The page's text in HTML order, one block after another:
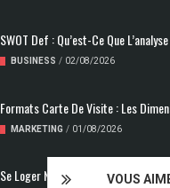
VOUS
SWOT Def : Qu’est-Ce Que
BUSINESS / 02/08/2026
Formats Carte De Visite : Les
MARKETING / 01/08/2026
Se Loger Neuf : Comment Choisir Un